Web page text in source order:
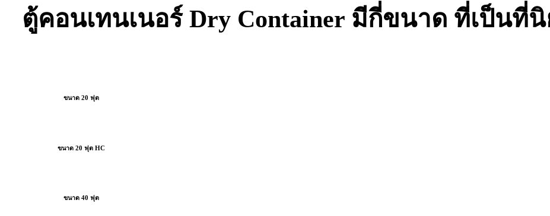
ตู้คอนเทนเนอร์ Dry Container มีกี่ขนาด ที่เป็นที่
ขนาด 20 ฟุต
ขนาด 20 ฟุต HC
ขนาด 40 ฟุต